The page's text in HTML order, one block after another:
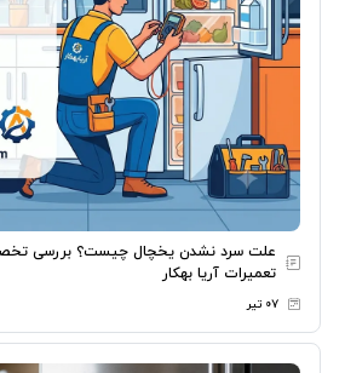
علت سرد نشدن یخچال چیست؟ بررسی
تعمیرات آریا بهکار
۰۷ تیر